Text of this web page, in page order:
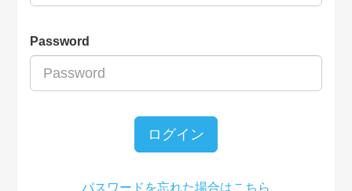
Password
ログイン
パスワードを忘れた場合はこちら